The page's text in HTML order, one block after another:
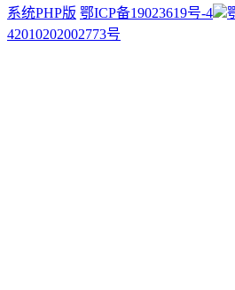
系统PHP版 鄂ICP备19023619号-4
42010202002773号